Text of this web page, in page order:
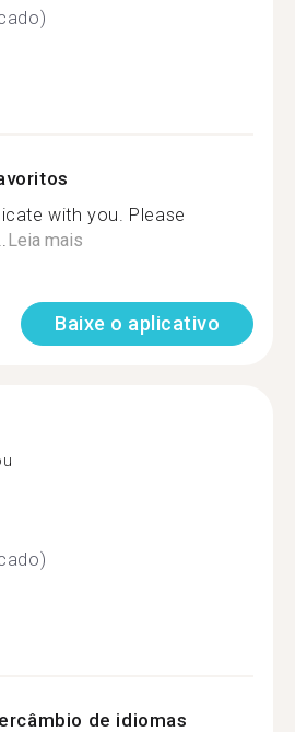
with you. Please
Leia mais
Baixe o aplicativo
de idiomas